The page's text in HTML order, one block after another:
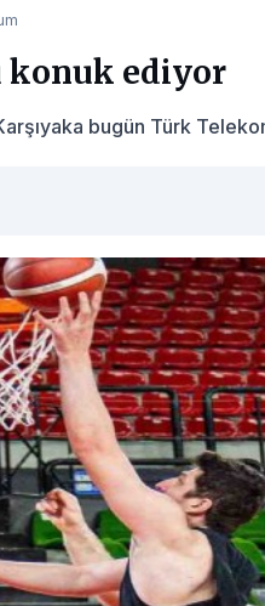
konuk ediyor
bugün Türk